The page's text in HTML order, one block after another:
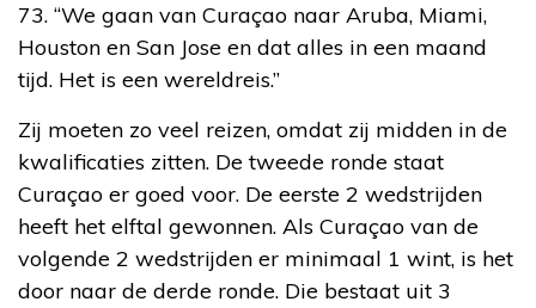
73. “We gaan van Curaçao naar Aruba, Miami,
Houston en San Jose en dat alles in een maand
tijd. Het is een wereldreis.”
Zij moeten zo veel reizen, omdat zij midden in de
kwalificaties zitten. De tweede ronde staat
Curaçao er goed voor. De eerste 2 wedstrijden
heeft het elftal gewonnen. Als Curaçao van de
volgende 2 wedstrijden er minimaal 1 wint, is het
door naar de derde ronde. Die bestaat uit 3